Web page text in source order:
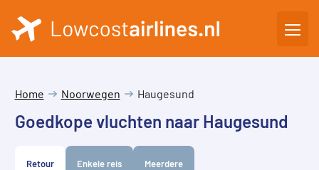
Home Noorwegen Haugesund
Goedkope vluchten naar Haugesund
Retour Enkele reis Meerdere